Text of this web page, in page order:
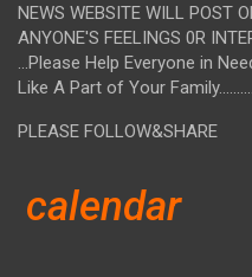
NEWS WEBSITE WILL POST
ANYONE'S FEELINGS 0R
...Please Help Everyone in
Like A Part of Your
PLEASE FOLLOW&SHARE
calendar